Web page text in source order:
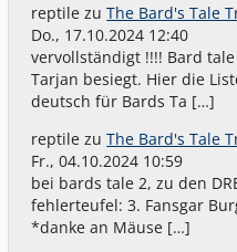
reptile zuThe Bard's Tale
Do., 17.10.2024 12:40
vervollständigt !!!! Bard
Tarjan besiegt. Hier die
deutsch für Bards Ta […]
reptile zuThe Bard's Tale
Fr., 04.10.2024 10:59
bei bards tale 2, zu den
fehlerteufel: 3. Fansgar
*danke an Mäuse […]